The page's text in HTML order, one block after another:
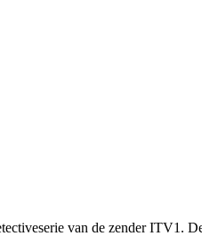
van de zender ITV1.